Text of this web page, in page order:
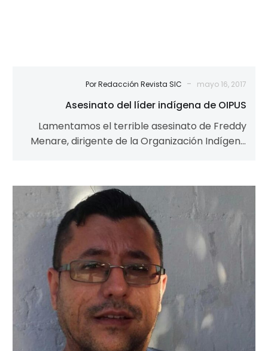
Por Redacción Revista SIC - mayo 16, 2017
Asesinato del líder indígena de OIPUS
Lamentamos el terrible asesinato de Freddy
Menare, dirigente de la Organización Indígena
ancianato
y
asesinan
a
un
hermano
de
la
Cruz
Blanca